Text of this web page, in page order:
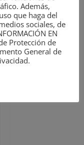
Además,
que haga del
sociales, de
EN
Protección de
General de